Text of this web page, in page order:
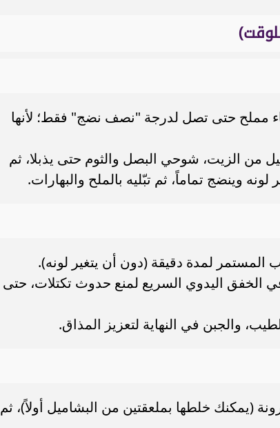
مملح حتى تصل لدرجة "نصف نضج" فقط؛ لأنها
من الزيت، شوحي البصل والثوم حتى يذبلا، ثم
وينضج تماماً، ثم تبّليه بالملح والبهارات.
المستمر لمدة دقيقة (دون أن يتغير لونه).
الخفق اليدوي السريع لمنع حدوث تكتلات، حتى
والجبن في النهاية لتعزيز المذاق.
(يمكنك خلطها بملعقتين من البشاميل أولاً)، ثم